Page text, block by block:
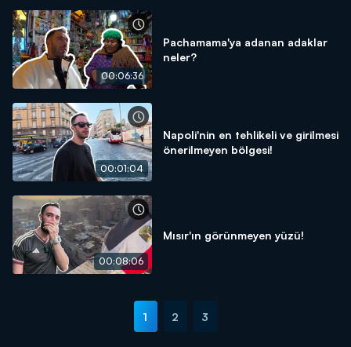
00:06:36
Pachamama'ya adanan adaklar
neler?
00:01:04
Napoli'nin en tehlikeli ve girilmesi
önerilmeyen bölgesi!
00:08:06
Mısır'ın görünmeyen yüzü!
1 2 3